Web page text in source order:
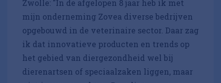
Zwolle: "In de afgelopen 8 jaar heb ik met
mijn onderneming Zovea diverse bedrijven
opgebouwd in de veterinaire sector. Daar zag
ik dat innovatieve producten en trends op
het gebied van diergezondheid wel bij
dierenartsen of speciaalzaken liggen, maar